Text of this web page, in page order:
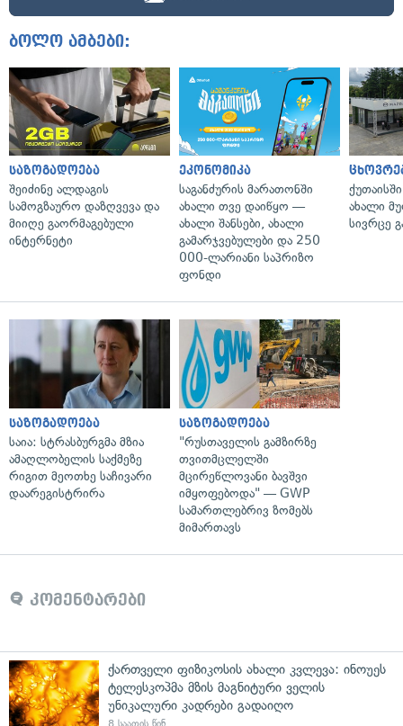
ბოლო ამბები:
საზოგადოება
შეიძინე ალდაგის
სამოგზაურო დაზღვევა და
მიიღე გაორმაგებული
ინტერნეტი
ეკონომიკა
საგანძურის მარათონში
ახალი თვე დაიწყო —
ახალი შანსები, ახალი
გამარჯვებულები და 250
000-ლარიანი საპრიზო
ფონდი
ახალი
სივრცე
საზოგადოება
საია: სტრასბურგმა მზია
ამაღლობელის საქმეზე
რიგით მეოთხე საჩივარი
დაარეგისტრირა
საზოგადოება
"რუსთაველის გამზირზე
თვითმცლელში
მცირეწლოვანი ბავშვი
იმყოფებოდა" — GWP
სამართლებრივ ზომებს
მიმართავს
კომენტარები
ქართველი ფიზიკოსის ახალი კვლევა: ინოუეს
ტელესკოპმა მზის მაგნიტური ველის
უნიკალური კადრები გადაიღო
8 საათის წინ